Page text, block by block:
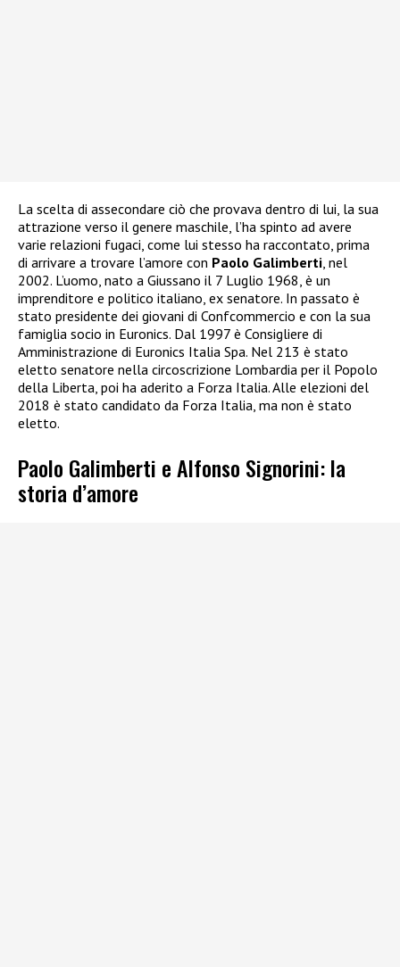
La scelta di assecondare ciò che provava dentro di lui, la sua
attrazione verso il genere maschile, l’ha spinto ad avere
varie relazioni fugaci, come lui stesso ha raccontato, prima
di arrivare a trovare l’amore con Paolo Galimberti , nel
2002. L’uomo, nato a Giussano il 7 Luglio 1968, è un
imprenditore e politico italiano, ex senatore. In passato è
stato presidente dei giovani di Confcommercio e con la sua
famiglia socio in Euronics. Dal 1997 è Consigliere di
Amministrazione di Euronics Italia Spa. Nel 213 è stato
eletto senatore nella circoscrizione Lombardia per il Popolo
della Liberta, poi ha aderito a Forza Italia. Alle elezioni del
2018 è stato candidato da Forza Italia, ma non è stato
eletto.
Paolo Galimberti e Alfonso Signorini: la
storia d’amore